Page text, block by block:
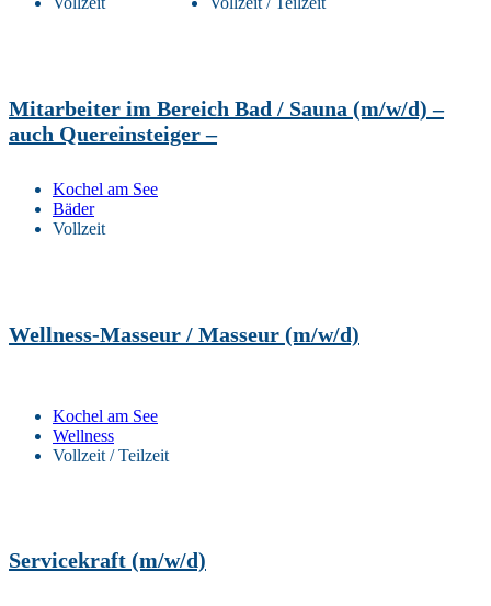
Mitarbeiter im Bereich Bad / Sauna (m/w/d) –
auch Quereinsteiger –
Kochel am See
Bäder
Vollzeit
Wellness-Masseur / Masseur (m/w/d)
Kochel am See
Wellness
Vollzeit / Teilzeit
Servicekraft (m/w/d)